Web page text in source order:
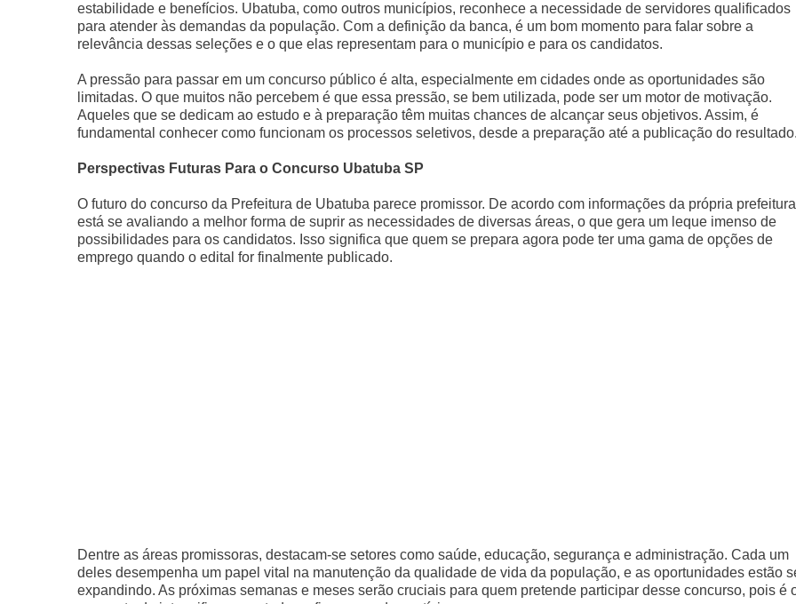
estabilidade e benefícios. Ubatuba, como outros municípios, reconhece a necessidade de servidores qualificados
para atender às demandas da população. Com a definição da banca, é um bom momento para falar sobre a
relevância dessas seleções e o que elas representam para o município e para os candidatos.
A pressão para passar em um concurso público é alta, especialmente em cidades onde as oportunidades são
limitadas. O que muitos não percebem é que essa pressão, se bem utilizada, pode ser um motor de motivação.
Aqueles que se dedicam ao estudo e à preparação têm muitas chances de alcançar seus objetivos. Assim, é
fundamental conhecer como funcionam os processos seletivos, desde a preparação até a publicação do
Perspectivas Futuras Para o Concurso Ubatuba SP
O futuro do concurso da Prefeitura de Ubatuba parece promissor. De acordo com informações da própria
está se avaliando a melhor forma de suprir as necessidades de diversas áreas, o que gera um leque imenso de
possibilidades para os candidatos. Isso significa que quem se prepara agora pode ter uma gama de opções de
emprego quando o edital for finalmente publicado.
Dentre as áreas promissoras, destacam-se setores como saúde, educação, segurança e administração. Cada um
deles desempenha um papel vital na manutenção da qualidade de vida da população, e as oportunidades estão
expandindo. As próximas semanas e meses serão cruciais para quem pretende participar desse concurso, pois é